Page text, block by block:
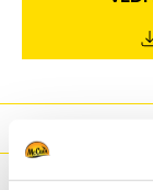
Informazioni